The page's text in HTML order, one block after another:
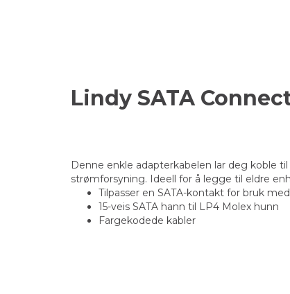
Lindy SATA
Denne enkle adapterkabelen lar deg koble
strømforsyning. Ideell for å legge til eldre
Tilpasser en SATA-kontakt for bruk
15-veis SATA hann til LP4 Molex hunn
Fargekodede kabler